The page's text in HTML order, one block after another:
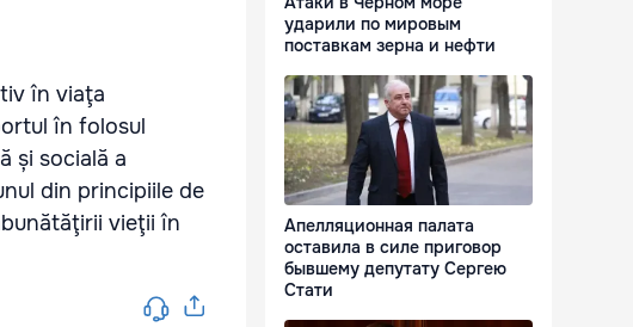
în viaţa
în folosul
și socială a
din principiile de
vieţii în
ударили по мировым
поставкам зерна и нефти
Апелляционная палата
оставила в силе приговор
бывшему депутату Сергею
Стати